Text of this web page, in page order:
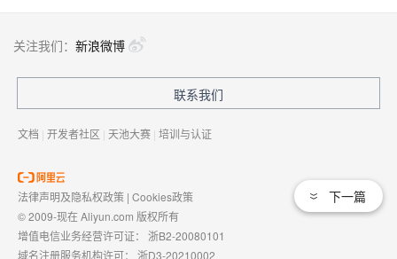
下一篇
关注我们： 新浪微博
联系我们
文档 | 开发者社区 | 天池大赛 | 培训与认证
法律声明及隐私权政策 | Cookies政策
© 2009-现在 Aliyun.com 版权所有
增值电信业务经营许可证： 浙B2-20080101
域名注册服务机构许可： 浙D3-20210002